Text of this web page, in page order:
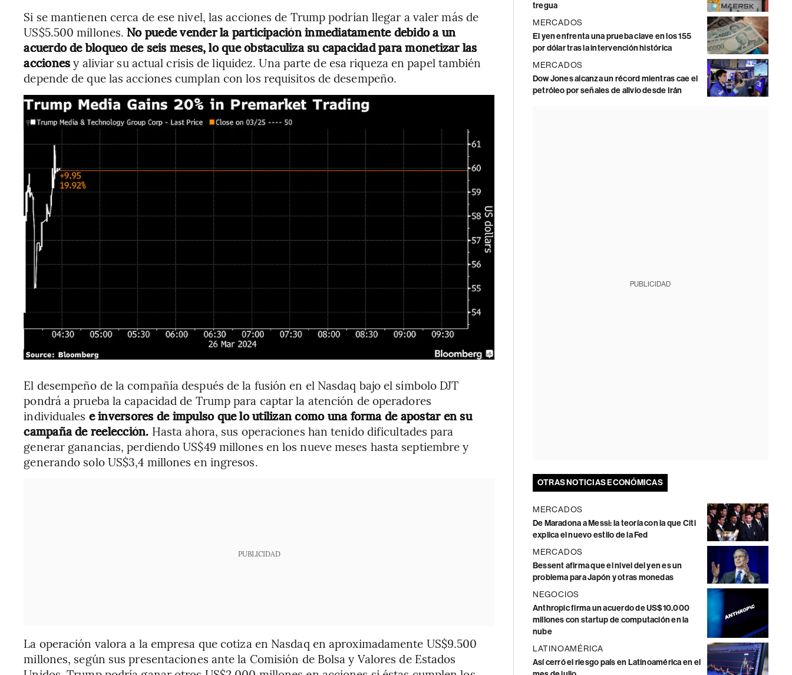
Si se mantienen cerca de ese nivel, las acciones de Trump podrían llegar a valer más de
US$5.500 millones. No puede vender la participación inmediatamente debido a un
acuerdo de bloqueo de seis meses, lo que obstaculiza su capacidad para monetizar las
accionesy aliviar su actual crisis de liquidez. Una parte de esa riqueza en papel también
depende de que las acciones cumplan con los requisitos de desempeño.
El desempeño de la compañía después de la fusión en el Nasdaq bajo el símbolo DJT
pondrá a prueba la capacidad de Trump para captar la atención de operadores
individuales e inversores de impulso que lo utilizan como una forma de apostar en su
campaña de reelección. Hasta ahora, sus operaciones han tenido dificultades para
generar ganancias, perdiendo US$49 millones en los nueve meses hasta septiembre y
generando solo US$3,4 millones en ingresos.
PUBLICIDAD
La operación valora a la empresa que cotiza en Nasdaq en aproximadamente US$9.500
millones, según sus presentaciones ante la Comisión de Bolsa y Valores de Estados
tregua
MERCADOS
El yen enfrenta una prueba clave en los 155
por dólar tras la intervención histórica
MERCADOS
Dow Jones alcanza un récord mientras cae el
petróleo por señales de alivio desde Irán
PUBLICIDAD
OTRAS NOTICIAS ECONÓMICAS
MERCADOS
De Maradona a Messi: la teoría con la que Citi
explica el nuevo estilo de la Fed
MERCADOS
Bessent afirma que el nivel del yen es un
problema para Japón y otras monedas
NEGOCIOS
Anthropic firma un acuerdo de US$10.000
millones con startup de computación en la
nube
LATINOAMÉRICA
Así cerró el riesgo país en Latinoamérica en el